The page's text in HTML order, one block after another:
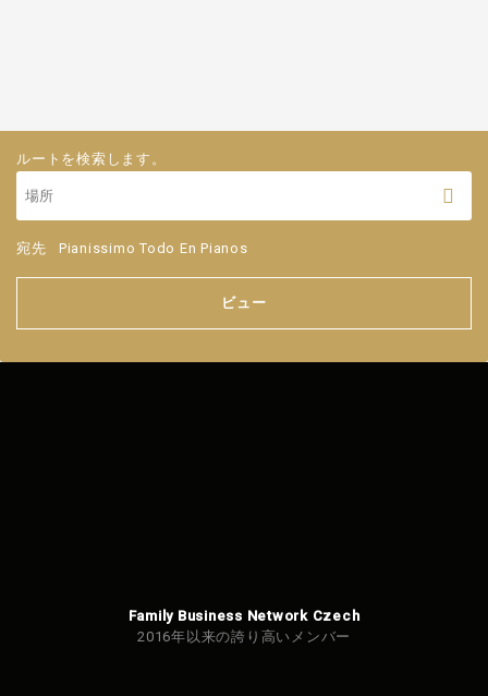
ルートを検索します。
宛先 Pianissimo Todo En Pianos
ビュー
Family Business Network Czech
2016年以来の誇り高いメンバー